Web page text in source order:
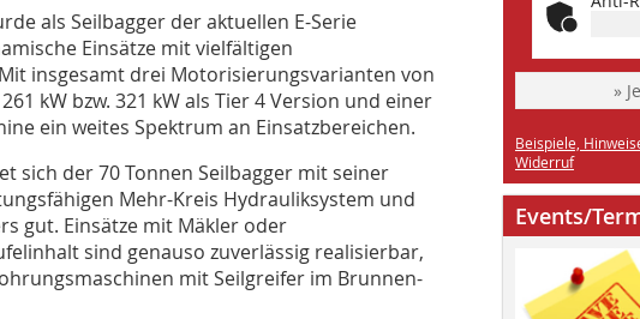
als Seilbagger der aktuellen E-Serie
Einsätze mit vielfältigen
insgesamt drei Motorisierungsvarianten von
kW bzw. 321 kW als Tier 4 Version und einer
ein weites Spektrum an Einsatzbereichen.
sich der 70 Tonnen Seilbagger mit seiner
Mehr-Kreis Hydrauliksystem und
gut. Einsätze mit Mäkler oder
sind genauso zuverlässig realisierbar,
mit Seilgreifer im Brunnen-
»
Beispiele,
Widerruf
Events/